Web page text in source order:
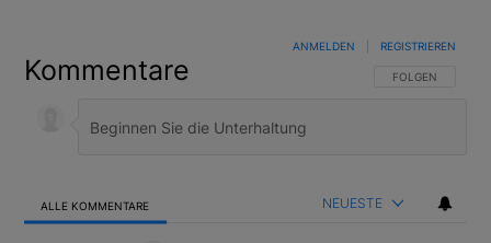
Kommentare FOLGE DIESER
FOLGEN
ANMELDEN REGISTRIEREN
ALLE KOMMENTARE NEUESTE